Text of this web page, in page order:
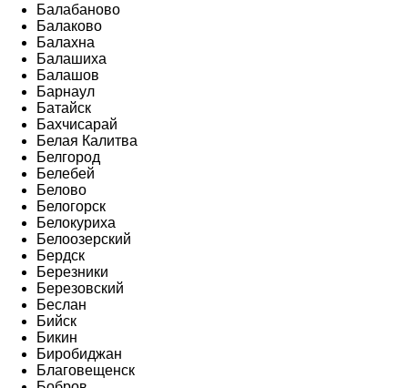
Балабаново
Балаково
Балахна
Балашиха
Балашов
Барнаул
Батайск
Бахчисарай
Белая Калитва
Белгород
Белебей
Белово
Белогорск
Белокуриха
Белоозерский
Бердск
Березники
Березовский
Беслан
Бийск
Бикин
Биробиджан
Благовещенск